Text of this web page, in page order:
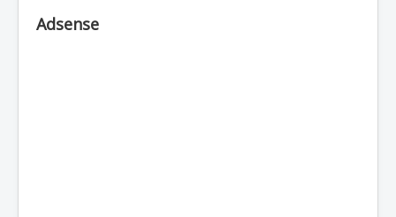
Adsense